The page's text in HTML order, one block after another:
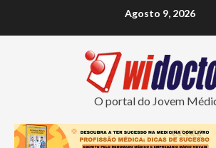
Agosto 9, 2026
O portal do Jovem